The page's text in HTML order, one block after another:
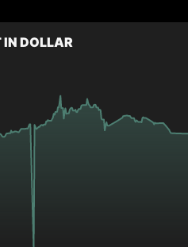
DOLLAR